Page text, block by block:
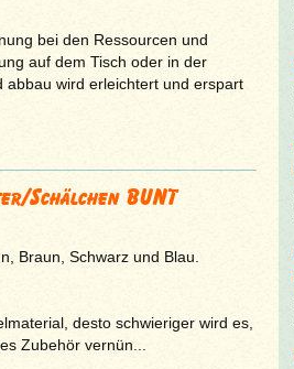
bei den Ressourcen und
auf dem Tisch oder in der
abbau wird erleichtert und erspart
Schälchen BUNT
Braun, Schwarz und Blau.
desto schwieriger wird es,
Zubehör vernün...